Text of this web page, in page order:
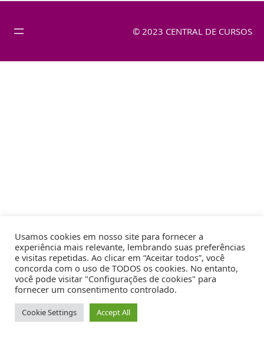
© 2023 CENTRAL DE CURSOS
Usamos cookies em nosso site para fornecer a
experiência mais relevante, lembrando suas preferências
e visitas repetidas. Ao clicar em “Aceitar todos”, você
concorda com o uso de TODOS os cookies. No entanto,
você pode visitar "Configurações de cookies" para
fornecer um consentimento controlado.
Cookie Settings Accept All